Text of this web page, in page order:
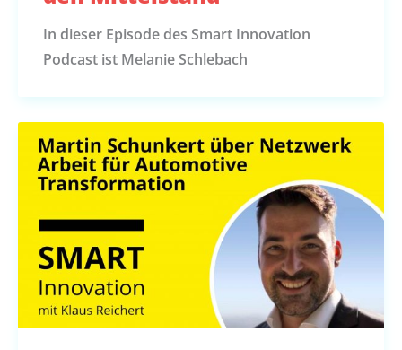
In dieser Episode des Smart Innovation
Podcast ist Melanie Schlebach